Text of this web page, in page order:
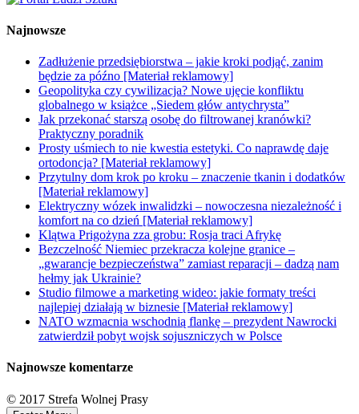
Najnowsze
Zadłużenie przedsiębiorstwa – jakie kroki podjąć, zanim
będzie za późno [Materiał reklamowy]
Geopolityka czy cywilizacja? Nowe ujęcie konfliktu
globalnego w książce „Siedem głów antychrysta”
Jak przekonać starszą osobę do filtrowanej kranówki?
Praktyczny poradnik
Prosty uśmiech to nie kwestia estetyki. Co naprawdę daje
ortodoncja? [Materiał reklamowy]
Przytulny dom krok po kroku – znaczenie tkanin i dodatków
[Materiał reklamowy]
Elektryczny wózek inwalidzki – nowoczesna niezależność i
komfort na co dzień [Materiał reklamowy]
Klątwa Prigożyna zza grobu: Rosja traci Afrykę
Bezczelność Niemiec przekracza kolejne granice –
„gwarancje bezpieczeństwa” zamiast reparacji – dadzą nam
hełmy jak Ukrainie?
Studio filmowe a marketing wideo: jakie formaty treści
najlepiej działają w biznesie [Materiał reklamowy]
NATO wzmacnia wschodnią flankę – prezydent Nawrocki
zatwierdził pobyt wojsk sojuszniczych w Polsce
Najnowsze komentarze
© 2017 Strefa Wolnej Prasy